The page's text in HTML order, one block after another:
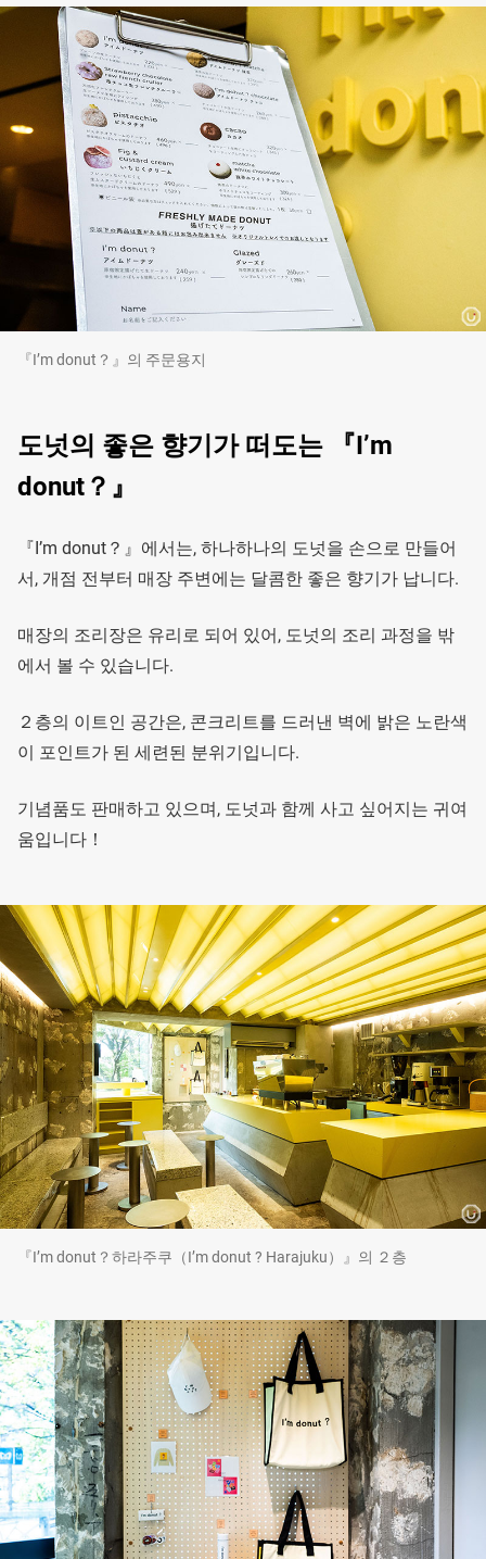
『I’m donut？』의 주문용지
도넛의 좋은 향기가 떠도는 『I’m
donut？』
『I’m donut？』에서는, 하나하나의 도넛을 손으로 만들어
서, 개점 전부터 매장 주변에는 달콤한 좋은 향기가 납니다.
매장의 조리장은 유리로 되어 있어, 도넛의 조리 과정을 밖
에서 볼 수 있습니다.
２층의 이트인 공간은, 콘크리트를 드러낸 벽에 밝은 노란색
이 포인트가 된 세련된 분위기입니다.
기념품도 판매하고 있으며, 도넛과 함께 사고 싶어지는 귀여
움입니다！
『I’m donut？하라주쿠（I’m donut ? Harajuku）』의 ２층